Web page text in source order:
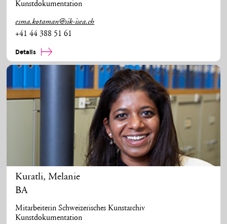
Kunstdokumentation
esma.kotaman@sik-isea.ch
+41 44 388 51 61
Details
Kuratli,Melanie
BA
Mitarbeiterin Schweizerisches Kunstarchiv
Kunstdokumentation